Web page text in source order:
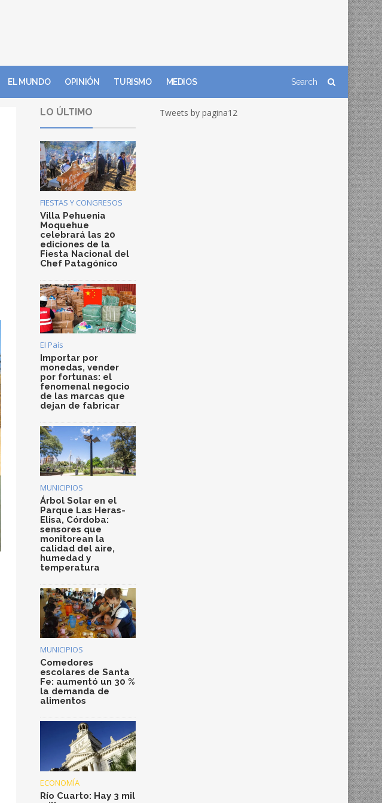
EL MUNDO OPINIÓN TURISMO MEDIOS
LO ÚLTIMO
FIESTAS Y CONGRESOS
Villa Pehuenia
Moquehue
celebrará las 20
ediciones de la
Fiesta Nacional del
Chef Patagónico
El País
Importar por
monedas, vender
por fortunas: el
fenomenal negocio
de las marcas que
dejan de fabricar
MUNICIPIOS
Árbol Solar en el
Parque Las Heras-
Elisa, Córdoba:
sensores que
monitorean la
calidad del aire,
humedad y
temperatura
MUNICIPIOS
Comedores
escolares de Santa
Fe: aumentó un 30 %
la demanda de
alimentos
ECONOMÍA
Río Cuarto: Hay 3 mil
Tweets by pagina12